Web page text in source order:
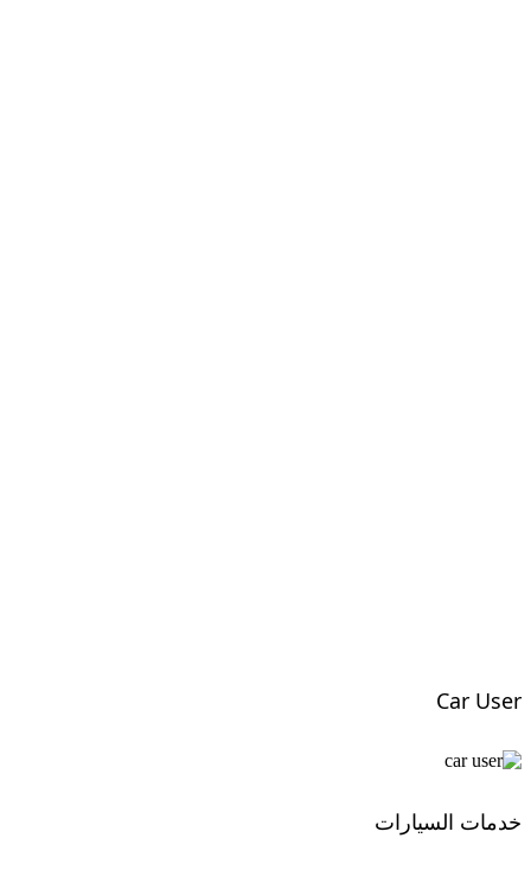
Car User
خدمات السيارات